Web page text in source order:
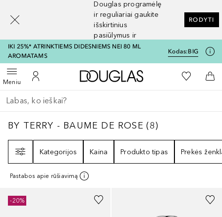
Douglas programėlę
ir reguliariai gaukite
išskirtinius
pasiūlymus ir
nuolaidas
RODYTI
IKI 25%* ATRINKTIEMS DIDESNIEMS NEI 80 ML
AROMATAMS
Kodas:BIG
MeniuAtidaryti meniuĮ mano paskyrą
Į Douglas pagrindinį
Į mano
Į
Grįžk atgal
Vykdykite paiešką
BY TERRY - BAUME DE ROSE8
BY TERRY - BAUME DE ROSE (8)
Kategorijos
Kaina Produkto tipas Prekės
Pastabos apie rūšiavimą
-20%
[navigation.slideout.screenreader]